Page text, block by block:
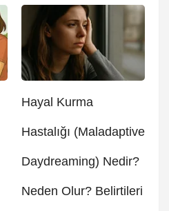
Hayal Kurma
Hastalığı (Maladaptive
Daydreaming) Nedir?
Neden Olur? Belirtileri